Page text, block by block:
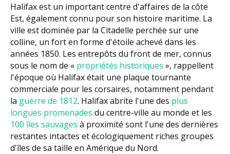
Halifax est un important centre d'affaires de la côte
Est, également connu pour son histoire maritime. La
ville est dominée par la Citadelle perchée sur une
colline, un fort en forme d'étoile achevé dans les
années 1850. Les entrepôts du front de mer, connus
sous le nom de « propriétés historiques », rappellent
l'époque où Halifax était une plaque tournante
commerciale pour les corsaires, notamment pendant
la guerre de 1812. Halifax abrite l'une des plus
longues promenades du centre-ville au monde et les
100 îles sauvages à proximité sont l'une des dernières
restantes intactes et écologiquement riches groupes
d'îles de sa taille en Amérique du Nord.